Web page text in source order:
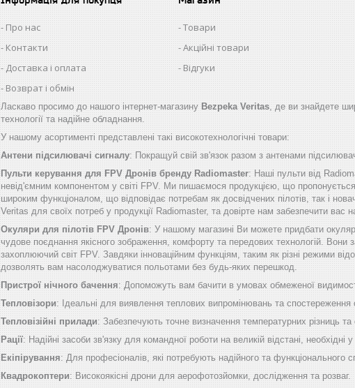
Про нас
Контакти
Доставка і оплата
Возврат і обмін
Товари
Акційні товари
Відгуки
Ласкаво просимо до нашого інтернет-магазину Bezpeka Veritas, де ви знайдете
технології та надійне обладнання.
У нашому асортименті представлені такі високотехнологічні товари:
Антени підсилювачі сигналу: Покращуй свій зв'язок разом з антенами
Пульти керування для FPV Дронів бренду Radiomaster: Наші пульти від
невід'ємним компонентом у світі FPV. Ми пишаємося продукцією, що
широким функціоналом, що відповідає потребам як досвідчених пілотів, так і
Veritas для своїх потреб у продукції Radiomaster, та довірте нам забезпечити
Окуляри для пілотів FPV Дронів: У нашому магазині Ви можете придбати
чудове поєднання якісного зображення, комфорту та передових технологій.
захоплюючий світ FPV. Завдяки інноваційним функціям, таким як різні режими
дозволять вам насолоджуватися польотами без будь-яких перешкод.
Пристрої нічного бачення: Допоможуть вам бачити в умовах обмеженої
Тепловізори: Ідеальні для виявлення теплових випромінювань та спостереження
Тепловізійні прилади: Забезпечують точне визначення температурних різниць
Рації: Надійні засоби зв'язку для командної роботи на великій відстані, необхідні у
Екіпірування: Для професіоналів, які потребують надійного та функціонального
Квадрокоптери: Високоякісні дрони для аерофотозйомки, дослідження та розваг.